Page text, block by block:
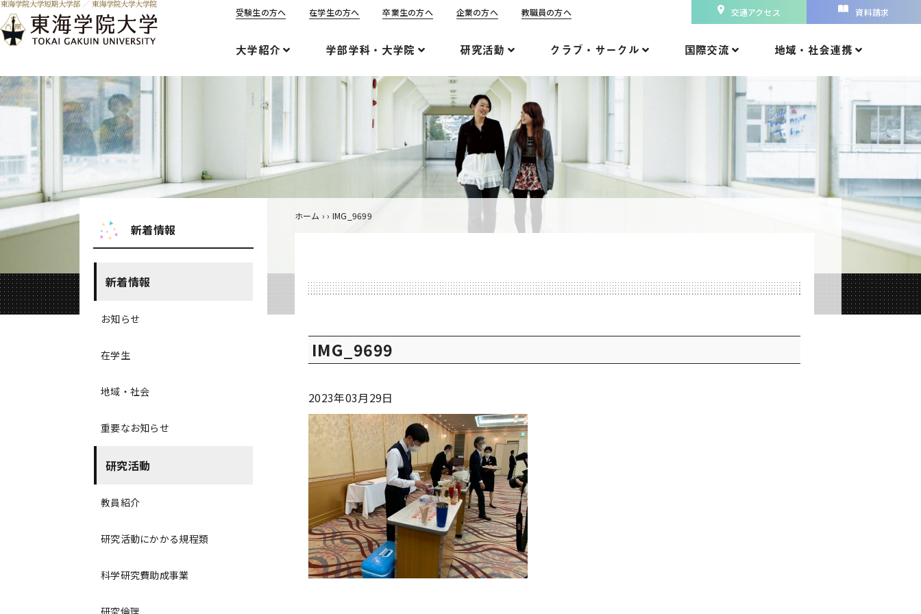
受験生の方へ 在学生の方へ 卒業生の方へ 企業の方へ 教職員の方へ 交通アクセス 資料請求
大学紹介 学部学科・大学院 研究活動 クラブ・サークル 国際交流 地域・社会連携
ホーム ›› IMG_9699
IMG_9699
2023年03月29日
新着情報
新着情報
お知らせ
在学生
地域・社会
重要なお知らせ
研究活動
教員紹介
研究活動にかかる規程類
科学研究費助成事業
研究倫理